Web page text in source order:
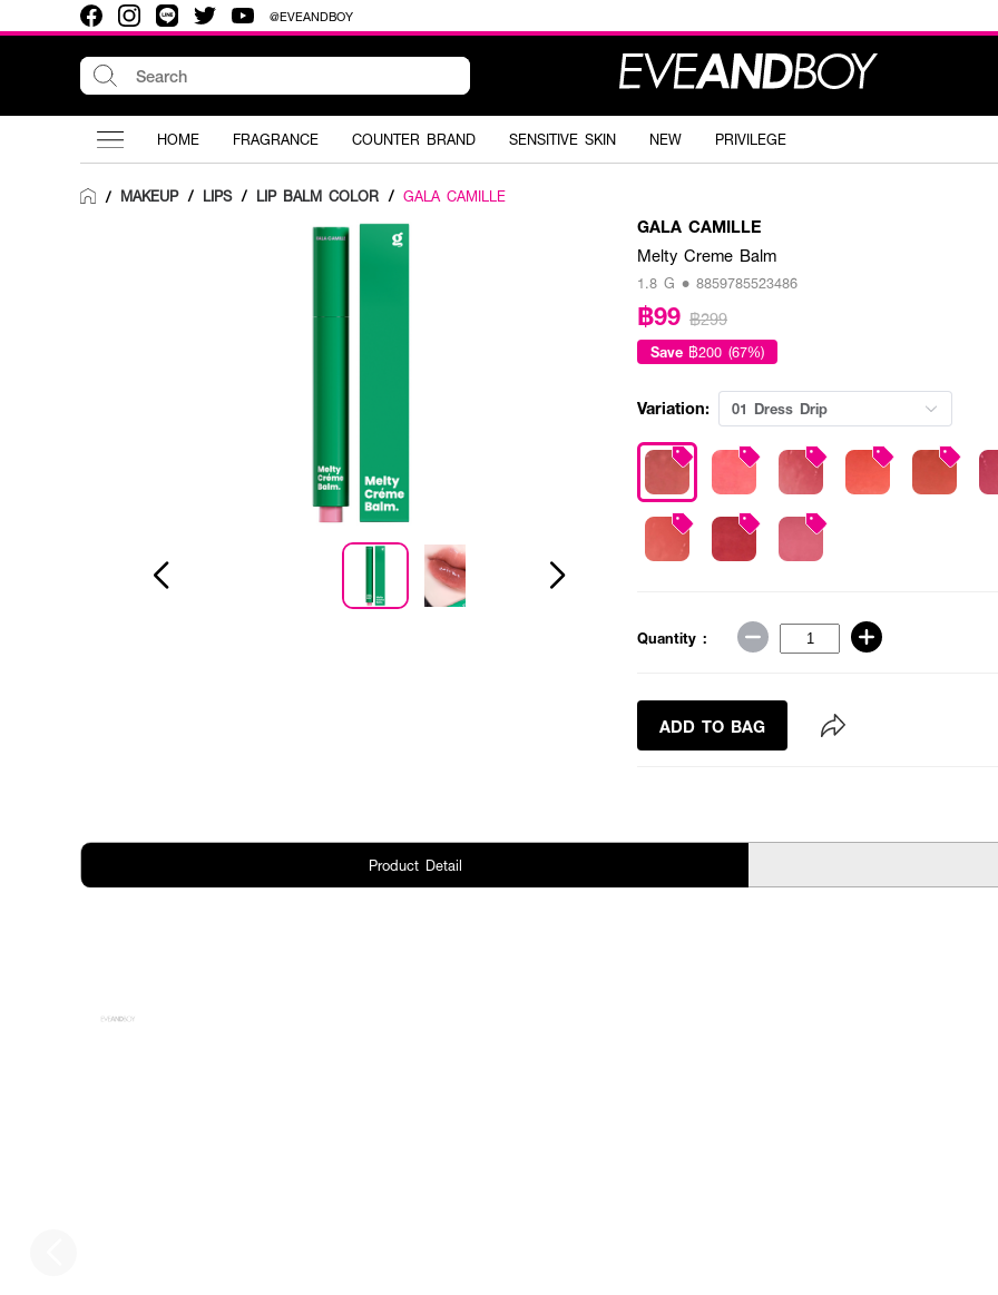
@EVEANDBOY
HOME FRAGRANCE COUNTER BRAND SENSITIVE SKIN NEW PRIVILEGE
/ MAKEUP / LIPS / LIP BALM COLOR / GALA CAMILLE
GALA CAMILLE
Melty Creme Balm
1.8 G • 8859785523486
฿99 ฿299
Save ฿200 (67%)
Variation: 01 Dress Drip
Quantity :
ADD TO BAG
Product Detail